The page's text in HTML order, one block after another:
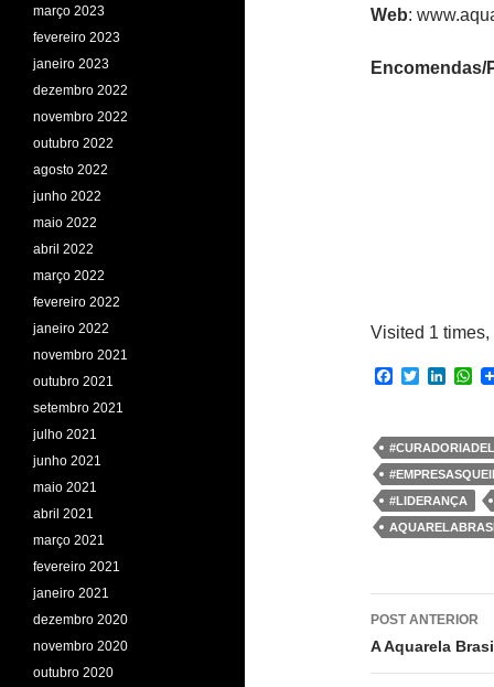
Web:
Encomendas/
Visited 1
F
b
o
o
k
T
t
e
r
L
e
d
I
n
W
s
A
p
#LIDERANÇA
de
POST ANTERIOR
A Aquarela
março 2023
fevereiro 2023
janeiro 2023
dezembro 2022
novembro 2022
outubro 2022
agosto 2022
junho 2022
maio 2022
abril 2022
março 2022
fevereiro 2022
janeiro 2022
novembro 2021
outubro 2021
setembro 2021
julho 2021
junho 2021
maio 2021
abril 2021
março 2021
fevereiro 2021
janeiro 2021
dezembro 2020
novembro 2020
outubro 2020